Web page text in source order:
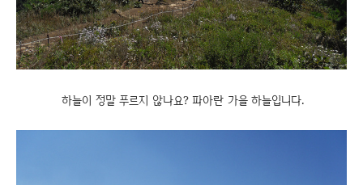
하늘이 정말 푸르지 않나요? 파아란 가을 하늘입니다.